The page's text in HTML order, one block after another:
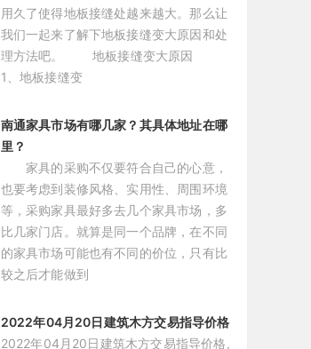
用久了使得地板接缝处越来越大。那么让
我们一起来了解下地板接缝变大原因和处
理方法吧。 地板接缝变大原因
1、地板接缝变
南通家具市场有哪几家？其具体地址在哪
里？
家具的采购不仅要符合自己的心意，
也要考虑到装修风格、实用性、周围环境
等，采购家具最好多去几个家具市场，多
比几家门店。就算是同一个品牌，在不同
的家具市场可能也有不同的价位，只有比
较之后才能做到
2022年04月20日建筑木方交易指导价格
2022年04月20日建筑木方交易指导价格,